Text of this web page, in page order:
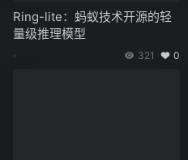
Ring-lite：蚂蚁技术开源的轻
量级推理模型
321 0